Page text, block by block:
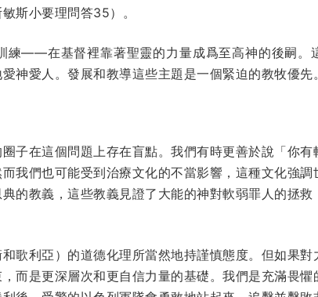
斯小要理問答35）。
練——在基督裡靠著聖靈的力量成爲至高神的後嗣。
神愛人。發展和教導這些主題是一個緊迫的教牧優先。
子在這個問題上存在盲點。我們有時更善於說「你
我們也可能受到治療文化的不當影響，這種文化強調
的教義，這些教義見證了大能的神對軟弱罪人的拯救
歌利亞）的道德化理所當然地持謹慎態度。但如果對
而是更深層次和更自信力量的基礎。我們是充滿畏懼